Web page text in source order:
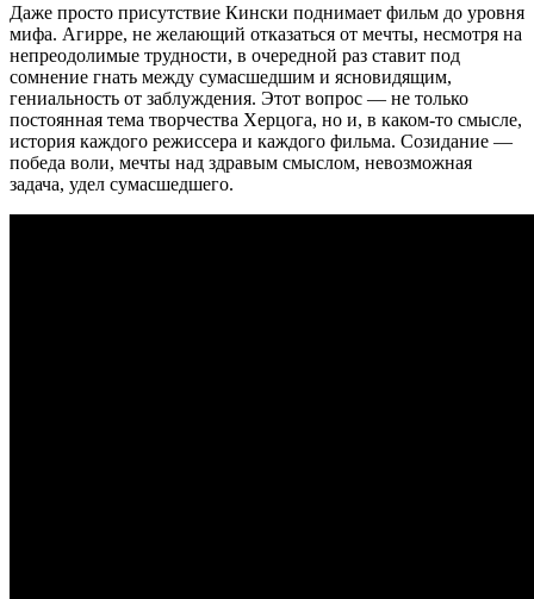
Даже просто присутствие Кински поднимает фильм до уровня
мифа. Агирре, не желающий отказаться от мечты, несмотря на
непреодолимые трудности, в очередной раз ставит под
сомнение гнать между сумасшедшим и ясновидящим,
гениальность от заблуждения. Этот вопрос — не только
постоянная тема творчества Херцога, но и, в каком-то смысле,
история каждого режиссера и каждого фильма. Созидание —
победа воли, мечты над здравым смыслом, невозможная
задача, удел сумасшедшего.